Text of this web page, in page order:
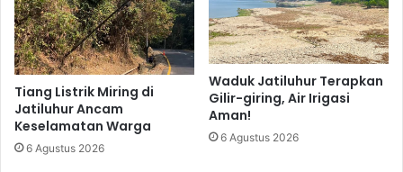
Tiang Listrik Miring di
Jatiluhur Ancam
Keselamatan Warga
6 Agustus 2026
Waduk Jatiluhur Terapkan
Gilir-giring, Air Irigasi
Aman!
6 Agustus 2026